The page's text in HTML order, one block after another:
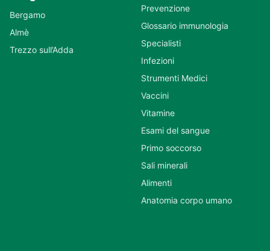
Bergamo
Almè
Trezzo sull’Adda
Prevenzione
Glossario immunologia
Specialisti
Infezioni
Strumenti Medici
Vaccini
Vitamine
Esami del sangue
Primo soccorso
Sali minerali
Alimenti
Anatomia corpo umano